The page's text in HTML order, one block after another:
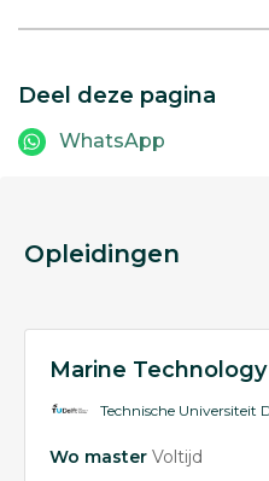
Deel deze pagina
WhatsApp
Opleidingen
Marine Technology
Technische Universiteit
Wo master Voltijd